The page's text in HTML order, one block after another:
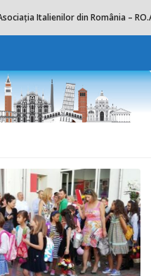
Italienilor din România –